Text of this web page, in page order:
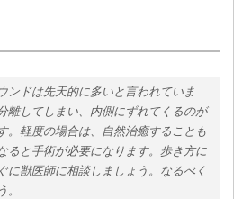
ンドは先天的に多いと言われていま
離してしまい、内側にずれてくるのが
。軽度の場合は、自然治癒することも
ると手術が必要になります。歩き方に
に獣医師に相談しましょう。なるべく